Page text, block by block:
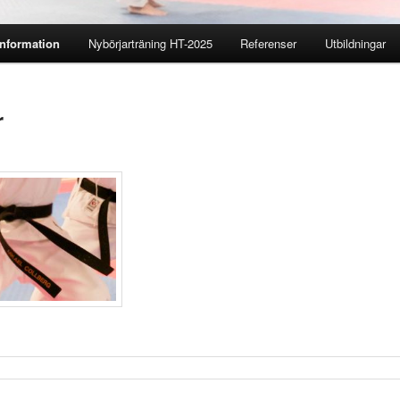
Nybörjarträning HT-2025 Referenser Utbildningar